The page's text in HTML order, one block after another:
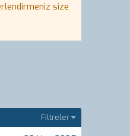
size
Filtreler